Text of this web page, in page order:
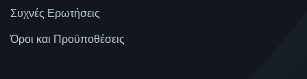
Συχνές Ερωτήσεις
Όροι και Προϋποθέσεις